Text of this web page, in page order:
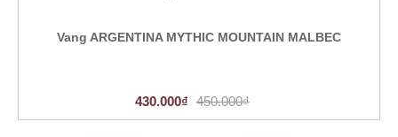
Vang ARGENTINA MYTHIC MOUNTAIN MALBEC
430.000₫ 450.000₫